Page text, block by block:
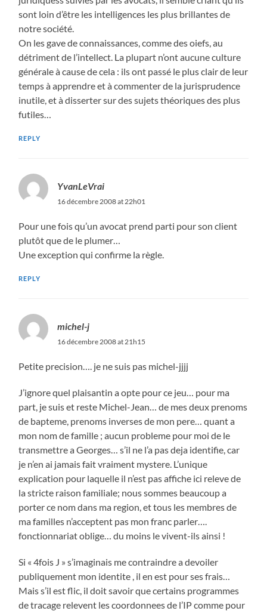
sont loin d’être les intelligences les plus brillantes de
notre société.
On les gave de connaissances, comme des oiefs, au
détriment de l’intellect. La plupart n’ont aucune culture
générale à cause de cela : ils ont passé le plus clair de leur
temps à apprendre et à commenter de la jurisprudence
inutile, et à disserter sur des sujets théoriques des plus
futiles…
REPLY
YvanLeVrai
16 décembre 2008 at 22h01
Pour une fois qu’un avocat prend parti pour son client
plutôt que de le plumer…
Une exception qui confirme la règle.
REPLY
michel-j
16 décembre 2008 at 21h15
Petite precision…. je ne suis pas michel-jjjj
J’ignore quel plaisantin a opte pour ce jeu… pour ma
part, je suis et reste Michel-Jean… de mes deux prenoms
de bapteme, prenoms inverses de mon pere… quant a
mon nom de famille ; aucun probleme pour moi de le
transmettre a Georges… s’il ne l’a pas deja identifie, car
je n’en ai jamais fait vraiment mystere. L’unique
explication pour laquelle il n’est pas affiche ici releve de
la stricte raison familiale; nous sommes beaucoup a
porter ce nom dans ma region, et tous les membres de
ma familles n’acceptent pas mon franc parler….
fonctionnariat oblige… du moins le vivent-ils ainsi !
Si « 4fois J » s’imaginais me contraindre a devoiler
publiquement mon identite , il en est pour ses frais…
Mais s’il est flic, il doit savoir que certains programmes
de tracage relevent les coordonnees de l’IP comme pour